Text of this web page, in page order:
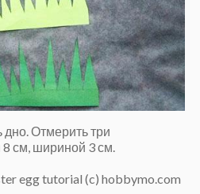
дно. Отмерить три
см, шириной 3 см.